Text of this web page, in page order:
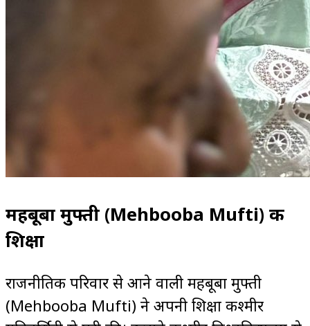
महबूबा मुफ्ती (Mehbooba Mufti) की
शिक्षा
राजनीतिक परिवार से आने वाली महबूबा मुफ्ती
(Mehbooba Mufti) ने अपनी शिक्षा कश्मीर